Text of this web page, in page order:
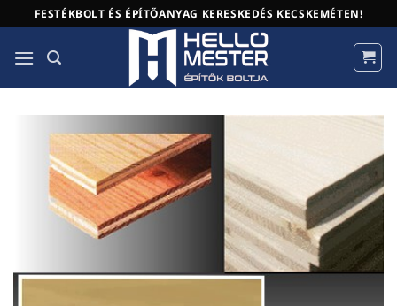
to
content
FESTÉKBOLT ÉS ÉPÍTŐANYAG KERESKEDÉS KECSKEMÉTEN!